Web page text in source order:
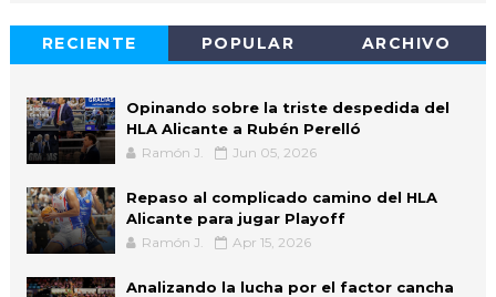
RECIENTE POPULAR ARCHIVO
Opinando sobre la triste despedida del
HLA Alicante a Rubén Perelló
Ramón J. Jun 05, 2026
Repaso al complicado camino del HLA
Alicante para jugar Playoff
Ramón J. Apr 15, 2026
Analizando la lucha por el factor cancha